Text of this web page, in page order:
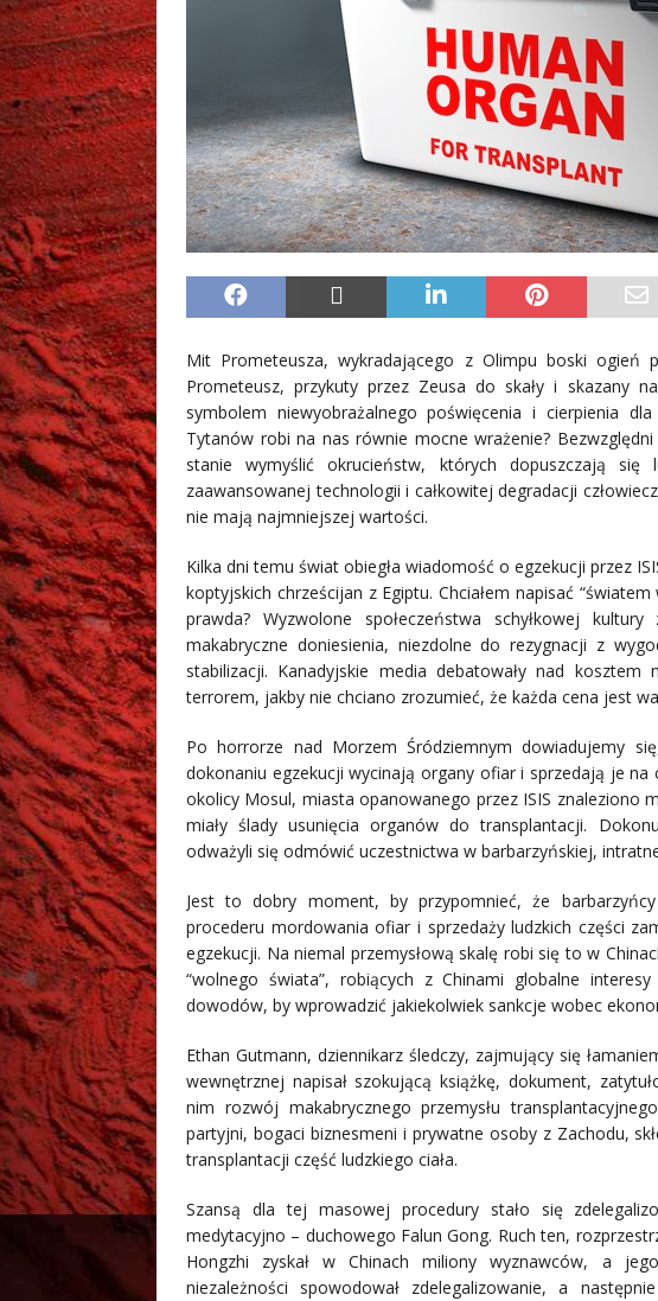
Mit Prometeusza, wykradającego z Olimpu boski ogień
Prometeusz, przykuty przez Zeusa do skały i skazany
symbolem niewyobrażalnego poświęcenia i cierpienia
Tytanów robi na nas równie mocne wrażenie?
stanie wymyślić okrucieństw, których dopuszczają się
zaawansowanej technologii i całkowitej degradacji
nie mają najmniejszej wartości.
Kilka dni temu świat obiegła wiadomość o egzekucji przez
koptyjskich chrześcijan z Egiptu. Chciałem napisać
prawda? Wyzwolone społeczeństwa schyłkowej
makabryczne doniesienia, niezdolne do rezygnacji z
stabilizacji. Kanadyjskie media debatowały nad
terrorem, jakby nie chciano zrozumieć, że każda cena jest
Po horrorze nad Morzem Śródziemnym dowiadujemy
dokonaniu egzekucji wycinają organy ofiar i sprzedają je
okolicy Mosul, miasta opanowanego przez ISIS znaleziono
miały ślady usunięcia organów do transplantacji.
odważyli się odmówić uczestnictwa w barbarzyńskiej,
Jest to dobry moment, by przypomnieć, że
procederu mordowania ofiar i sprzedaży ludzkich części
egzekucji. Na niemal przemysłową skalę robi się to w
“wolnego świata”, robiących z Chinami globalne
dowodów, by wprowadzić jakiekolwiek sankcje wobec
Ethan Gutmann, dziennikarz śledczy, zajmujący się
wewnętrznej napisał szokującą książkę, dokument,
nim rozwój makabrycznego przemysłu
partyjni, bogaci biznesmeni i prywatne osoby z Zachodu,
transplantacji część ludzkiego ciała.
Szansą dla tej masowej procedury stało się
medytacyjno – duchowego Falun Gong. Ruch ten,
Hongzhi zyskał w Chinach miliony wyznawców, a
niezależności spowodował zdelegalizowanie, a